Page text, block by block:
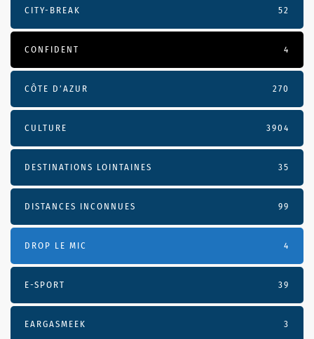
CITY-BREAK 52
CONFIDENT 4
CÔTE D’AZUR 270
CULTURE 3904
DESTINATIONS LOINTAINES 35
DISTANCES INCONNUES 99
DROP LE MIC 4
E-SPORT 39
EARGASMEEK 3